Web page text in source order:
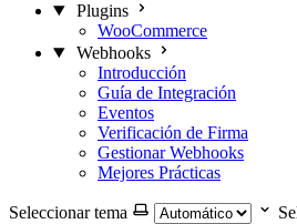
Plugins
WooCommerce
Webhooks
Introducción
Guía de Integración
Eventos
Verificación de Firma
Gestionar Webhooks
Mejores Prácticas
Seleccionar tema